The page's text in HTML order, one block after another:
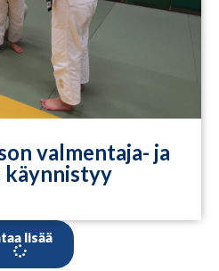
valmentaja- ja
käynnistyy
lisää